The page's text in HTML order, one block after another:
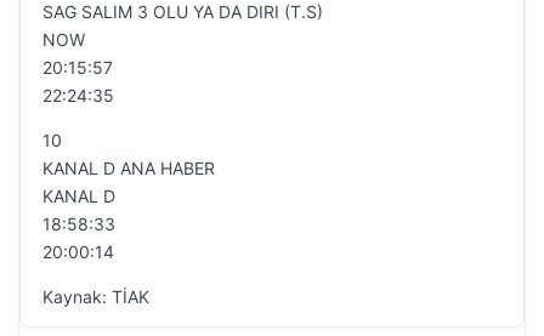
SAG SALIM 3 OLU YA DA DIRI (T.S)
NOW
20:15:57
22:24:35
10
KANAL D ANA HABER
KANAL D
18:58:33
20:00:14
Kaynak: TİAK